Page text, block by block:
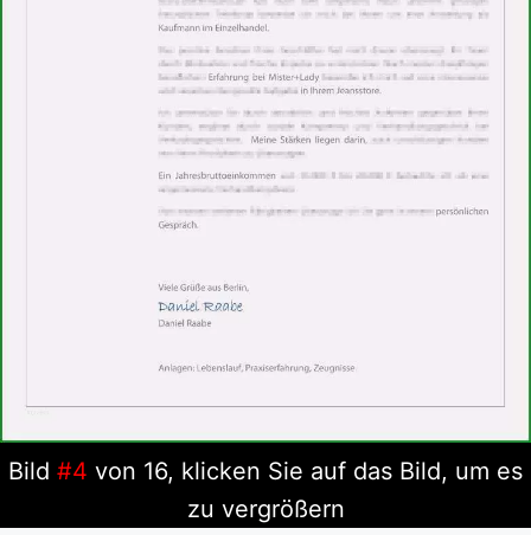
Bild #4 von 16, klicken Sie auf das Bild, um es
zu vergrößern